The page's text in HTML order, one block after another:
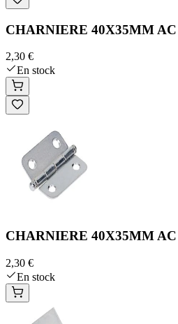
CHARNIERE 40X35MM
2,30 €
En stock
CHARNIERE 40X35MM
2,30 €
En stock